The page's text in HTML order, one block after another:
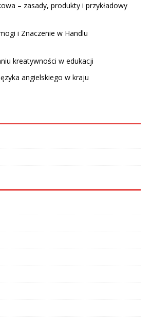
– zasady, produkty i przykładowy
i Znaczenie w Handlu
kreatywności w edukacji
angielskiego w kraju